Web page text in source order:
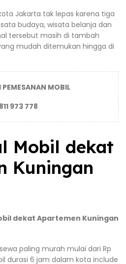
Jakarta tak lepas karena tiga
budaya, wisata belanja dan
tersebut masih di tambah
mudah ditemukan hingga di
PEMESANAN MOBIL
973 778
Mobil dekat
Kuningan
dekat Apartemen Kuningan
paling murah mulai dari Rp
durasi 6 jam dalam kota include